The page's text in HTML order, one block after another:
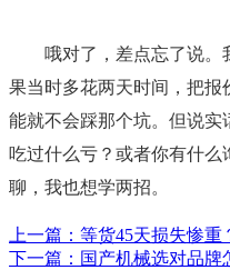
哦对了，差点忘了说。
果当时多花两天时间，把
能就不会踩那个坑。但说
吃过什么亏？或者你有什
聊，我也想学两招。
上一篇：等货45天损失惨
下一篇：国产机械选对品牌